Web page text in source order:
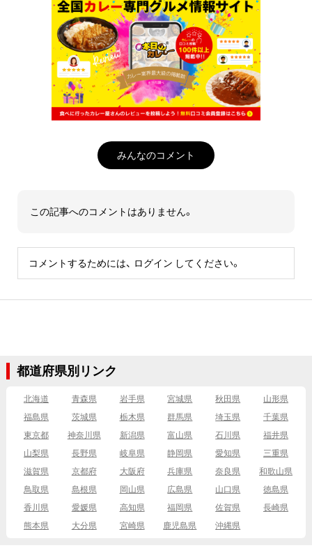
みんなのコメント
この記事へのコメントはありません。
コメントするためには、 ログイン してください。
都道府県別リンク
北海道 青森県 岩手県 宮城県 秋田県
山形県
福島県
茨城県 栃木県 群馬県 埼玉県
千葉県
東京都
神奈川県 新潟県 富山県 石川県
福井県
山梨県
長野県 岐阜県 静岡県 愛知県
三重県
滋賀県
京都府 大阪府 兵庫県 奈良県
和歌山県
鳥取県
島根県 岡山県 広島県 山口県
徳島県
香川県
愛媛県 高知県 福岡県 佐賀県
長崎県
熊本県
大分県 宮崎県 鹿児島県 沖縄県